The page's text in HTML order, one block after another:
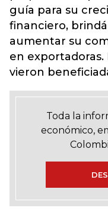
guía para su
financiero,
aumentar su
en exportadoras.
vieron
Toda la
económico,